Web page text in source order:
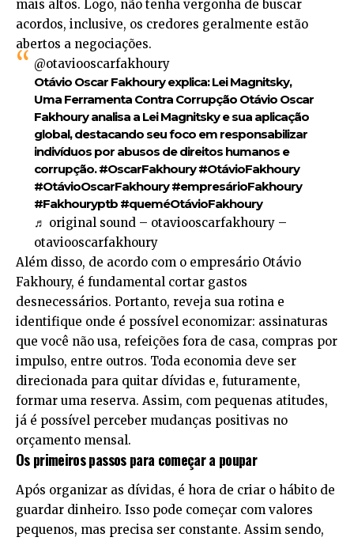
mais altos. Logo, não tenha vergonha de buscar
acordos, inclusive, os credores geralmente estão
abertos a negociações.
@otaviooscarfakhoury
Otávio Oscar Fakhoury explica: Lei Magnitsky,
Uma Ferramenta Contra Corrupção Otávio Oscar
Fakhoury analisa a Lei Magnitsky e sua aplicação
global, destacando seu foco em responsabilizar
indivíduos por abusos de direitos humanos e
corrupção.#OscarFakhoury #OtávioFakhoury
#OtávioOscarFakhoury #empresárioFakhoury
#Fakhouryptb #queméOtávioFakhoury
♬ original sound – otaviooscarfakhoury –
otaviooscarfakhoury
Além disso, de acordo com o empresário Otávio
Fakhoury, é fundamental cortar gastos
desnecessários. Portanto, reveja sua rotina e
identifique onde é possível economizar: assinaturas
que você não usa, refeições fora de casa, compras por
impulso, entre outros. Toda economia deve ser
direcionada para quitar dívidas e, futuramente,
formar uma reserva. Assim, com pequenas atitudes,
já é possível perceber mudanças positivas no
orçamento mensal.
Os primeiros passos para começar a poupar
Após organizar as dívidas, é hora de criar o hábito de
guardar dinheiro. Isso pode começar com valores
pequenos, mas precisa ser constante. Assim sendo,